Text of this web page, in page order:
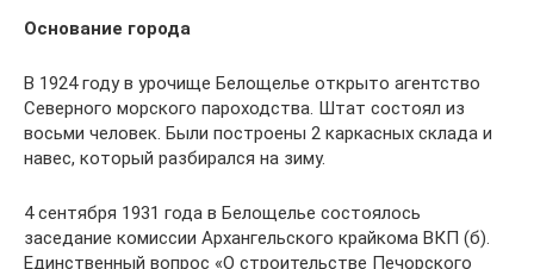
Основание города
В 1924 году в урочище Белощелье открыто агентство
Северного морского пароходства. Штат состоял из
восьми человек. Были построены 2 каркасных склада и
навес, который разбирался на зиму.
4 сентября 1931 года в Белощелье состоялось
заседание комиссии Архангельского крайкома ВКП (б).
Единственный вопрос «О строительстве Печорского